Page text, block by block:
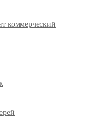
коммерческий